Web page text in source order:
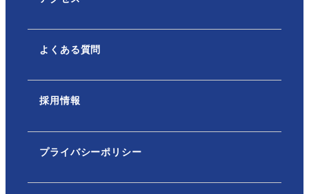
よくある質問
採用情報
プライバシーポリシー